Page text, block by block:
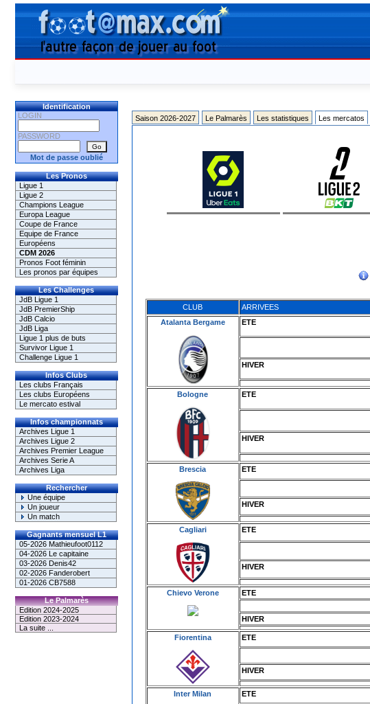
Identification
LOGIN
PASSWORD
Mot de passe oublié
Les Pronos
Ligue 1
Ligue 2
Champions League
Europa League
Coupe de France
Equipe de France
Européens
CDM 2026
Pronos Foot féminin
Les pronos par équipes
Les Challenges
JdB Ligue 1
JdB PremierShip
JdB Calcio
JdB Liga
Ligue 1 plus de buts
Survivor Ligue 1
Challenge Ligue 1
Infos Clubs
Les clubs Français
Les clubs Européens
Le mercato estival
Infos championnats
Archives Ligue 1
Archives Ligue 2
Archives Premier League
Archives Serie A
Archives Liga
Rechercher
Une équipe
Un joueur
Un match
Gagnants mensuel L1
05-2026 Mathieufoot0112
04-2026 Le capitaine
03-2026 Denis42
02-2026 Fanderobert
01-2026 CB7588
Le Palmarès
Edition 2024-2025
Edition 2023-2024
La suite ...
Saison 2026-2027 Le Palmarès Les statistiques Les mercatos
CLUB ARRIVEES
Atalanta Bergame
ETE
HIVER
Bologne ETE
HIVER
Brescia ETE
HIVER
Cagliari ETE
HIVER
Chievo Verone ETE
HIVER
Fiorentina ETE
HIVER
Inter Milan ETE